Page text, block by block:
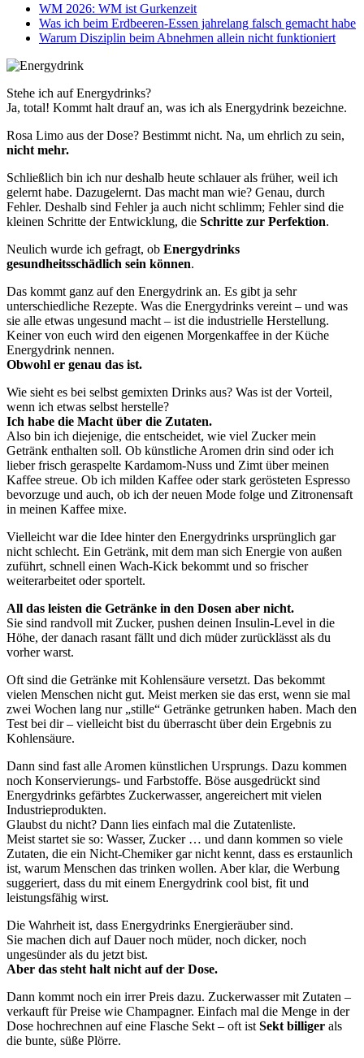
WM 2026: WM ist Gurkenzeit
Was ich beim Erdbeeren-Essen jahrelang falsch gemacht habe
Warum Disziplin beim Abnehmen allein nicht funktioniert
Stehe ich auf Energydrinks?
Ja, total! Kommt halt drauf an, was ich als Energydrink bezeichne.
Rosa Limo aus der Dose? Bestimmt nicht. Na, um ehrlich zu sein,
nicht mehr.
Schließlich bin ich nur deshalb heute schlauer als früher, weil ich
gelernt habe. Dazugelernt. Das macht man wie? Genau, durch
Fehler. Deshalb sind Fehler ja auch nicht schlimm; Fehler sind die
kleinen Schritte der Entwicklung, die Schritte zur Perfektion.
Neulich wurde ich gefragt, ob Energydrinks
gesundheitsschädlich sein können.
Das kommt ganz auf den Energydrink an. Es gibt ja sehr
unterschiedliche Rezepte. Was die Energydrinks vereint – und was
sie alle etwas ungesund macht – ist die industrielle Herstellung.
Keiner von euch wird den eigenen Morgenkaffee in der Küche
Energydrink nennen.
Obwohl er genau das ist.
Wie sieht es bei selbst gemixten Drinks aus? Was ist der Vorteil,
wenn ich etwas selbst herstelle?
Ich habe die Macht über die Zutaten.
Also bin ich diejenige, die entscheidet, wie viel Zucker mein
Getränk enthalten soll. Ob künstliche Aromen drin sind oder ich
lieber frisch geraspelte Kardamom-Nuss und Zimt über meinen
Kaffee streue. Ob ich milden Kaffee oder stark gerösteten Espresso
bevorzuge und auch, ob ich der neuen Mode folge und Zitronensaft
in meinen Kaffee mixe.
Vielleicht war die Idee hinter den Energydrinks ursprünglich gar
nicht schlecht. Ein Getränk, mit dem man sich Energie von außen
zuführt, schnell einen Wach-Kick bekommt und so frischer
weiterarbeitet oder sportelt.
All das leisten die Getränke in den Dosen aber nicht.
Sie sind randvoll mit Zucker, pushen deinen Insulin-Level in die
Höhe, der danach rasant fällt und dich müder zurücklässt als du
vorher warst.
Oft sind die Getränke mit Kohlensäure versetzt. Das bekommt
vielen Menschen nicht gut. Meist merken sie das erst, wenn sie mal
zwei Wochen lang nur „stille“ Getränke getrunken haben. Mach den
Test bei dir – vielleicht bist du überrascht über dein Ergebnis zu
Kohlensäure.
Dann sind fast alle Aromen künstlichen Ursprungs. Dazu kommen
noch Konservierungs- und Farbstoffe. Böse ausgedrückt sind
Energydrinks gefärbtes Zuckerwasser, angereichert mit vielen
Industrieprodukten.
Glaubst du nicht? Dann lies einfach mal die Zutatenliste.
Meist startet sie so: Wasser, Zucker … und dann kommen so viele
Zutaten, die ein Nicht-Chemiker gar nicht kennt, dass es erstaunlich
ist, warum Menschen das trinken wollen. Aber klar, die Werbung
suggeriert, dass du mit einem Energydrink cool bist, fit und
leistungsfähig wirst.
Die Wahrheit ist, dass Energydrinks Energieräuber sind.
Sie machen dich auf Dauer noch müder, noch dicker, noch
ungesünder als du jetzt bist.
Aber das steht halt nicht auf der Dose.
Dann kommt noch ein irrer Preis dazu. Zuckerwasser mit Zutaten –
verkauft für Preise wie Champagner. Einfach mal die Menge in der
Dose hochrechnen auf eine Flasche Sekt – oft ist Sekt billiger als
die bunte, süße Plörre.